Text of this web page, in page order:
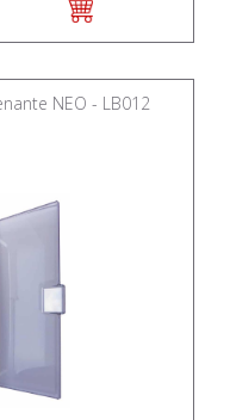
NEO - LB012